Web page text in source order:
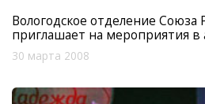
Вологодское отделение Союза
приглашает на мероприятия в
30 марта 2008